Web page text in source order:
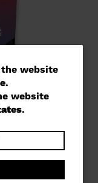
website
.
website
.